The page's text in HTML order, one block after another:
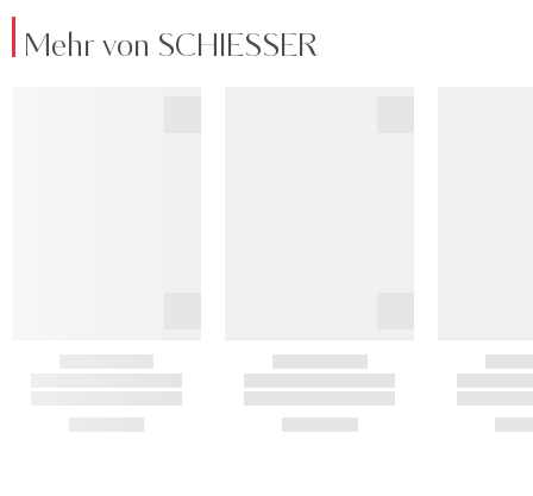
Mehr von SCHIESSER